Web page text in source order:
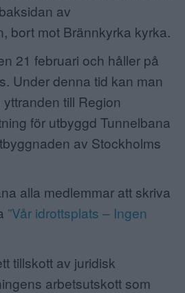
av
bort mot Brännkyrka kyrka.
21 februari och håller på
Under denna tid kan man
till Region
för utbyggd Tunnelbana
av Stockholms
alla medlemmar att skriva
”Vår idrottsplats – Ingen
tillskott av juridisk
arbetsutskott som